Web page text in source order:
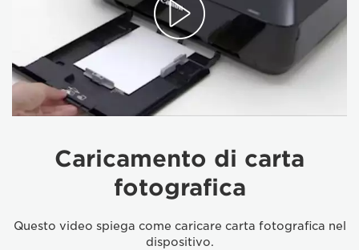
Caricamento di carta
fotografica
Questo video spiega come caricare carta fotografica nel
dispositivo.